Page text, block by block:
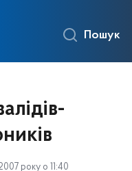
Пошук
року о 11:40